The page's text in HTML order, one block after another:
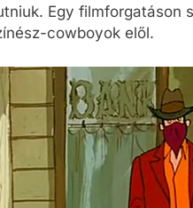
Egy filmforgatáson
cowboyok elől.